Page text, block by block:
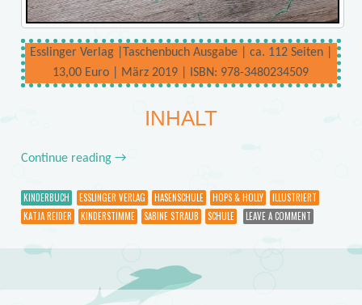
Esslinger Verlag |Taschenbuch Ausgabe | ca. 112 Seiten |
13,00 Euro | März 2019 | ISBN: 978-3480234509
INHALT
Continue reading →
KINDERBUCH ESSLINGER VERLAG HASENSCHULE HOPS & HOLLY
ILLUSTRIERT
KATJA REIDER
KINDERSTIMME SABINE STRAUB SCHULE LEAVE A COMMENT